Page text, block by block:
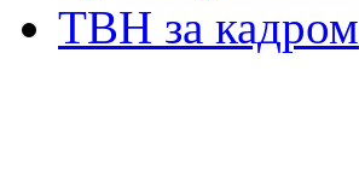
ТВН за кадром